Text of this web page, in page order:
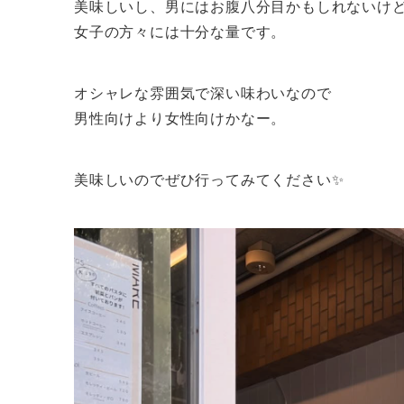
美味しいし、男にはお腹八分目かもしれないけ
女子の方々には十分な量です。
オシャレな雰囲気で深い味わいなので
男性向けより女性向けかなー。
美味しいのでぜひ行ってみてください✨